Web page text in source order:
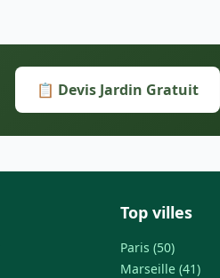
📋 Devis Jardin Gratuit
Top villes
Paris (50)
Marseille (41)